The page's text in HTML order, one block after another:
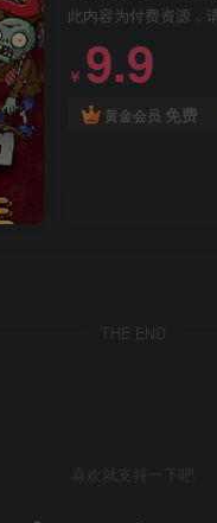
此内容为付费资源，
￥ 9.9
黄金会员 免费
THE END
喜欢就支持一下吧